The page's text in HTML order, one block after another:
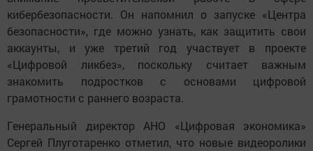
кибербезопасности. Он напомнил о запуске «Центра
безопасности», где можно узнать, как защитить свои
аккаунты, и уже третий год участвует в проекте
«Цифровой ликбез», поскольку считает важным
знакомить подростков с основами цифровой
грамотности с раннего возраста.
Генеральный директор АНО «Цифровая экономика»
Сергей Плуготаренко отметил, что новые видеоролики